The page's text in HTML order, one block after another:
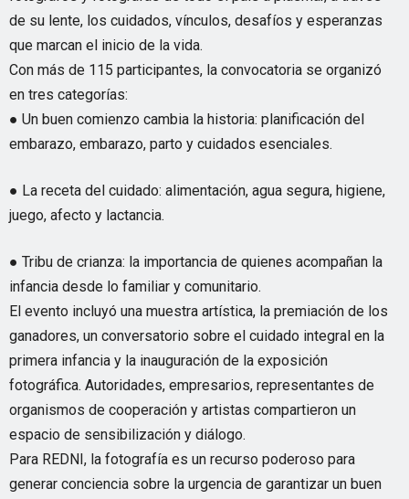
de su lente, los cuidados, vínculos, desafíos y esperanzas
que marcan el inicio de la vida.
Con más de 115 participantes, la convocatoria se organizó
en tres categorías:
● Un buen comienzo cambia la historia: planificación del
embarazo, embarazo, parto y cuidados esenciales.
● La receta del cuidado: alimentación, agua segura, higiene,
juego, afecto y lactancia.
● Tribu de crianza: la importancia de quienes acompañan la
infancia desde lo familiar y comunitario.
El evento incluyó una muestra artística, la premiación de los
ganadores, un conversatorio sobre el cuidado integral en la
primera infancia y la inauguración de la exposición
fotográfica. Autoridades, empresarios, representantes de
organismos de cooperación y artistas compartieron un
espacio de sensibilización y diálogo.
Para REDNI, la fotografía es un recurso poderoso para
generar conciencia sobre la urgencia de garantizar un buen